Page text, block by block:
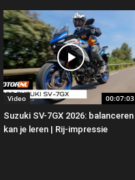
Video 00:07:03
Suzuki SV-7GX 2026: balanceren
kan je leren | Rij-impressie